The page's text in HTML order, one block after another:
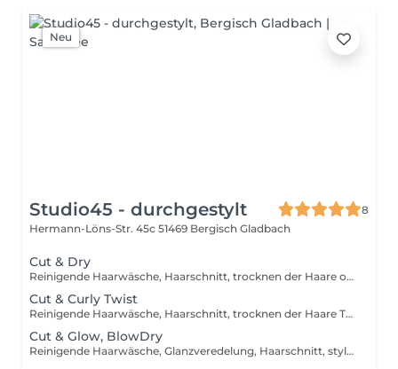
Neu
Studio45 - durchgestylt
8
Hermann-Löns-Str. 45c 51469 Bergisch Gladbach
Cut & Dry
Reinigende Haarwäsche, Haarschnitt, trocknen der Haare ohne Rundbürste/Hot tool, inkl. Stylingprodukten zum Finish. Faire Preise für alle – unsere Haarschnitt-Tarife orientieren sich ausschließlich an der Haarlänge, nicht am Geschlecht!
Cut & Curly Twist
Reinigende Haarwäsche, Haarschnitt, trocknen der Haare Trocknen mit Difusor - Definieren der Naturlocke, inkl. Stylingprodukten zum Finish. Faire Preise für alle – unsere Haarschnitt-Tarife orientieren sich ausschließlich an der Haarlänge, nicht am Geschlecht!
Cut & Glow, BlowDry
Reinigende Haarwäsche, Glanzveredelung, Haarschnitt, stylen der Haare inkl. Rundbürsten/Hot tool, inkl. Stylingprodukten zim Finish